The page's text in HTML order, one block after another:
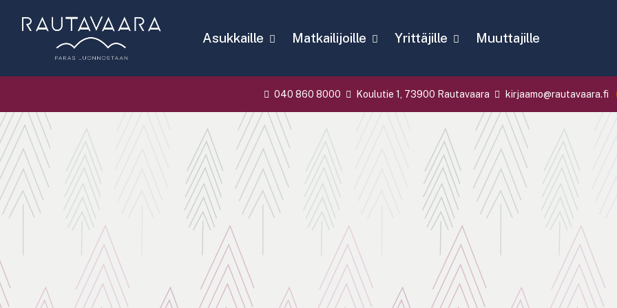
Asukkaille Matkailijoille Yrittäjille Muuttajille
040 860 8000 Koulutie 1, 73900 Rautavaara kirjaamo@rautavaara.fi